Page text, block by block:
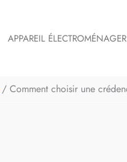
APPAREIL ÉLECTROMÉNAGER
Comment choisir une